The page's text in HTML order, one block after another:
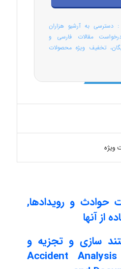
: دسترسی به آرشیو هزاران
مقالات فارسی و
تخفیف ویژه محصولات
ویژه
حوادث و رویدادها,
از آنها
سازی و تجزیه و
تحلیل حوادث Accident Analysis